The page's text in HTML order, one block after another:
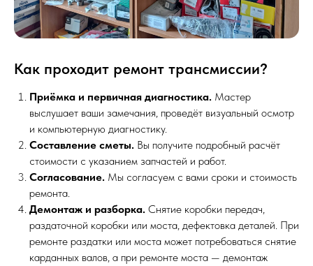
Как проходит ремонт трансмиссии?
Приёмка и первичная диагностика. Мастер
выслушает ваши замечания, проведёт визуальный осмотр
и компьютерную диагностику.
Составление сметы. Вы получите подробный расчёт
стоимости с указанием запчастей и работ.
Согласование. Мы согласуем с вами сроки и стоимость
ремонта.
Демонтаж и разборка. Снятие коробки передач,
раздаточной коробки или моста, дефектовка деталей. При
ремонте раздатки или моста может потребоваться снятие
карданных валов, а при ремонте моста — демонтаж